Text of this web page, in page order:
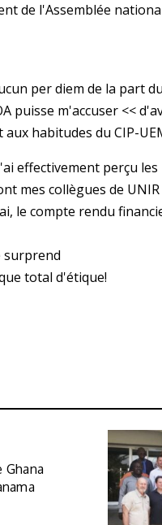
de l'Assemblée
per diem de la part
puisse m'accuser <<
habitudes du CIP-
effectivement perçu
mes collègues de
le compte rendu
surprend
total d'étique!
Ghana